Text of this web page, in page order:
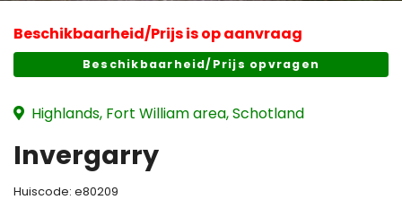
Beschikbaarheid/Prijs is op aanvraag
Beschikbaarheid/Prijs opvragen
Highlands, Fort William area, Schotland
Invergarry
Huiscode: e80209